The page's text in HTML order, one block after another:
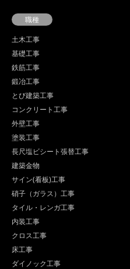
職種
土木工事
基礎工事
鉄筋工事
鍛冶工事
とび建築工事
コンクリート工事
外壁工事
塗装工事
長尺塩ビシート張替工事
建築金物
サイン(看板)工事
硝子（ガラス）工事
タイル・レンガ工事
内装工事
クロス工事
床工事
ダイノック工事